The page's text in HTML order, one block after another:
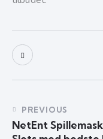
PREVIOUS
NetEnt